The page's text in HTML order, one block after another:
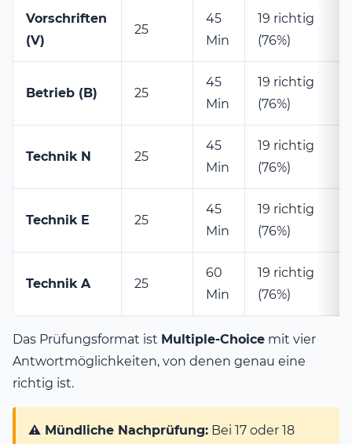
Vorschriften
(V)
25
45
Min
19 richtig
(76%)
Betrieb (B) 25
45
Min
19 richtig
(76%)
Technik N 25
45
Min
19 richtig
(76%)
Technik E 25
45
Min
19 richtig
(76%)
Technik A 25
60
Min
19 richtig
(76%)
Das Prüfungsformat ist Multiple-Choice mit vier
Antwortmöglichkeiten, von denen genau eine
richtig ist.
⚠️ Mündliche Nachprüfung: Bei 17 oder 18